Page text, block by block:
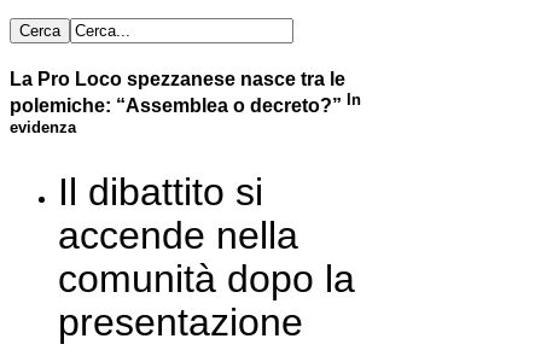
La Pro Loco spezzanese nasce tra le
polemiche: “Assemblea o decreto?” In
evidenza
Il dibattito si
accende nella
comunità dopo la
presentazione